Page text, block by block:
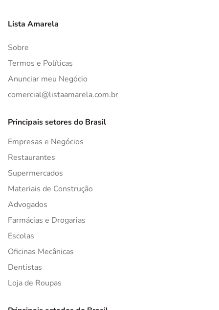
Lista Amarela
Sobre
Termos e Políticas
Anunciar meu Negócio
comercial@listaamarela.com.br
Principais setores do Brasil
Empresas e Negócios
Restaurantes
Supermercados
Materiais de Construção
Advogados
Farmácias e Drogarias
Escolas
Oficinas Mecânicas
Dentistas
Loja de Roupas